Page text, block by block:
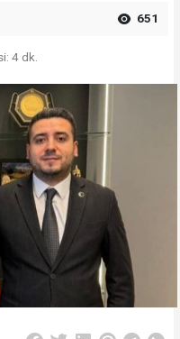
651
4 dk.